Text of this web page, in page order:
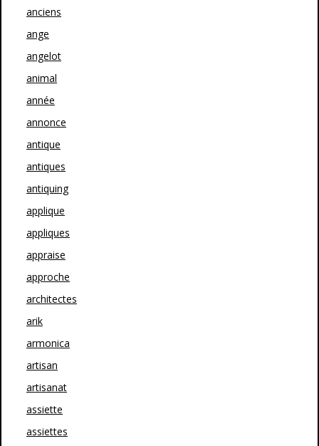
anciens
ange
angelot
animal
année
annonce
antique
antiques
antiquing
applique
appliques
appraise
approche
architectes
arik
armonica
artisan
artisanat
assiette
assiettes